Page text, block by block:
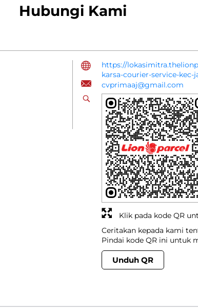
Hubungi Kami
https://
karsa-courier-service-
cvprimaaj@gmail.com
Ceritakan kepada kami
Pindai kode QR ini untuk
Unduh QR
Klik pada kode QR